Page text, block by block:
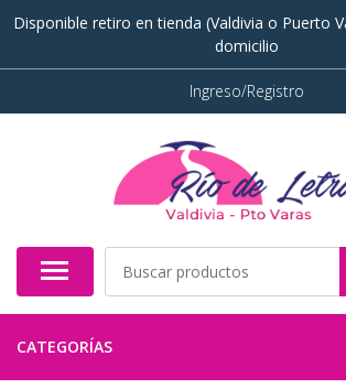
Disponible retiro en tienda (Valdivia o Puerto
domicilio
Ingreso/Registro
CATEGORÍAS